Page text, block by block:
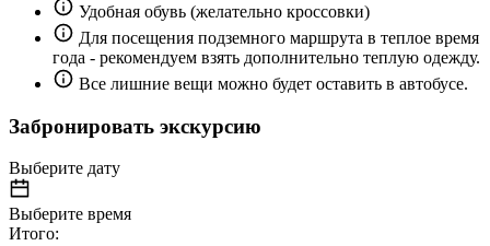
Удобная обувь (желательно кроссовки)
Для посещения подземного маршрута в теплое время
года - рекомендуем взять дополнительно теплую одежду.
Все лишние вещи можно будет оставить в автобусе.
Забронировать экскурсию
Выберите дату
Выберите время
Итого: